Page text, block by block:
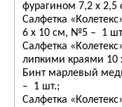
фурагином 7,2 х
Салфетка
6 х 10 см, №5 – 1
Салфетка
липкими краями
Бинт марлевый
– 1 шт.;
Салфетка